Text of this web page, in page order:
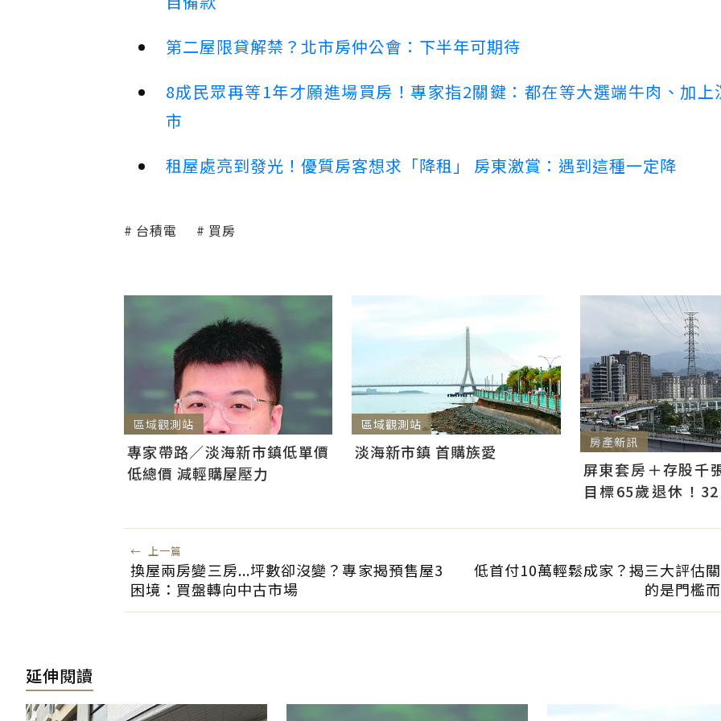
第二屋限貸解禁？北市房仲公會：下半年可期待
8成民眾再等1年才願進場買房！專家指2關鍵：都在等大選端牛肉、加上
市
租屋處亮到發光！優質房客想求「降租」 房東激賞：遇到這種一定降
台積電 買房
區域觀測站
專家帶路／淡海新市鎮低單價
低總價 減輕購屋壓力
區域觀測站
淡海新市鎮 首購族愛 房產新訊
屏東套房＋存股千
目標65歲退休！
← 上一篇
換屋兩房變三房...坪數卻沒變？專家揭預售屋3
困境：買盤轉向中古市場
低首付10萬輕鬆成家？揭三大評估
的是門檻
延伸閱讀